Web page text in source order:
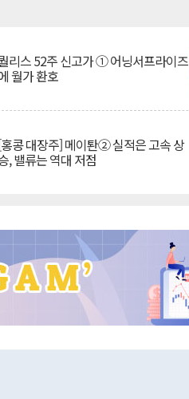
리스 52주 신고가 ① 어닝서프라이즈
월가 환호
콩 대장주] 메이퇀② 실적은 고속 상
, 밸류는 역대 저점